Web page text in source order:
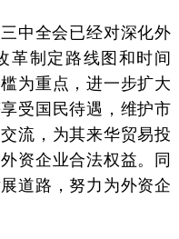
中全会已经对深化外
革制定路线图和时间
为重点，进一步扩大
受国民待遇，维护市
流，为其来华贸易投
资企业合法权益。同
道路，努力为外资企